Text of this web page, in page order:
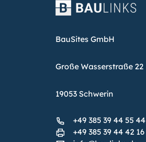
BauSites GmbH
Große Wasserstraße 22
19053 Schwerin
+49 385 39 44 55 44
+49 385 39 44 42 16